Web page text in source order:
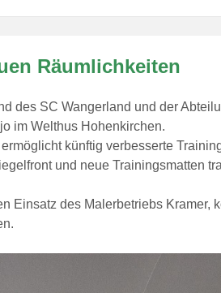
Räumlichkeiten
des SC Wangerland und der
im Welthus Hohenkirchen.
künftig verbesserte
und neue Trainingsmatten
Einsatz des Malerbetriebs Kramer,